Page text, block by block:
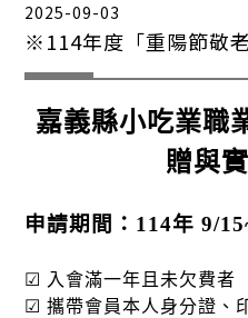
2025-09-03
※114年度「重陽節敬
嘉義縣小吃業職
贈與
申請期間：114年 9/
☑ 入會滿一年且未欠費者
☑ 攜帶會員本人身分證、